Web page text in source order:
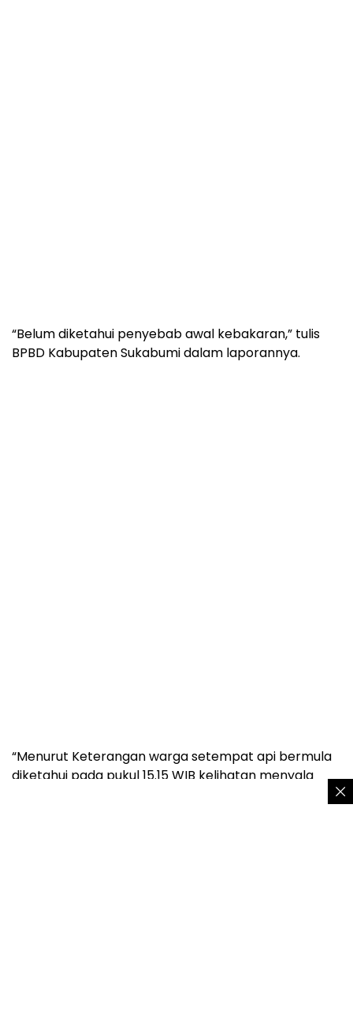
“Belum diketahui penyebab awal kebakaran,” tulis
BPBD Kabupaten Sukabumi dalam laporannya.
“Menurut Keterangan warga setempat api bermula
diketahui pada pukul 15.15 WIB kelihatan menyala